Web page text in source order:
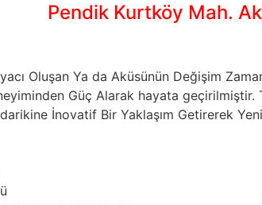
Pendik Kurtköy Mah.
Oluşan Ya da Aküsünün Değişim
Güç Alarak hayata
İnovatif Bir Yaklaşım Getirerek